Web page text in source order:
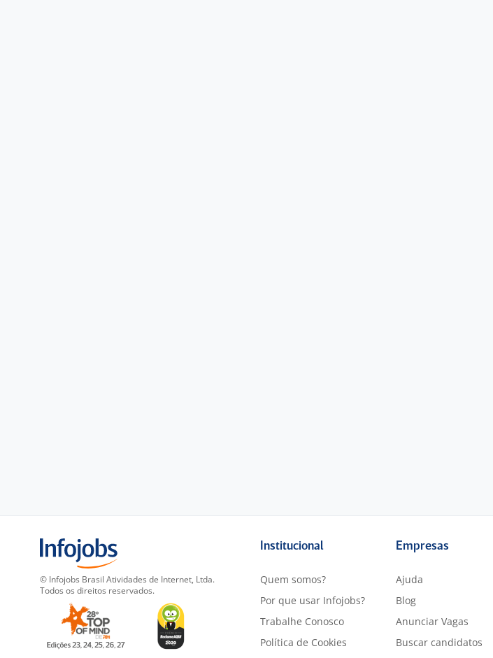
© Infojobs Brasil Atividades de Internet, Ltda.
Todos os direitos reservados.
Institucional
Quem somos?
Por que usar Infojobs?
Trabalhe Conosco
Política de Cookies
Empresas
Ajuda
Blog
Anunciar Vagas
Buscar candidatos